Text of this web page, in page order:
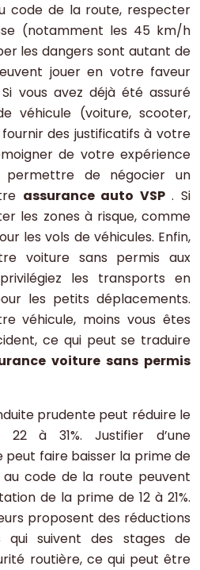
code de la route, respecter
(notamment les 45 km/h
les dangers sont autant de
jouer en votre faveur
vous avez déjà été assuré
véhicule (voiture, scooter,
des justificatifs à votre
de votre expérience
de négocier un
assurance auto VSP. Si
les zones à risque, comme
les vols de véhicules. Enfin,
voiture sans permis aux
les transports en
les petits déplacements.
véhicule, moins vous êtes
ce qui peut se traduire
voiture sans permis
prudente peut réduire le
22 à 31%. Justifier d’une
peut faire baisser la prime de
au code de la route peuvent
de la prime de 12 à 21%.
proposent des réductions
qui suivent des stages de
routière, ce qui peut être